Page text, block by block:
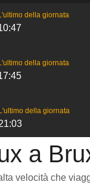
della giornata
della giornata
L'ultimo della giornata
a
velocità che